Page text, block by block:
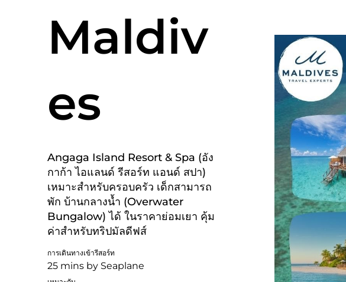
Angaga Island Resort & Spa (อัง
กาก้า ไอแลนด์ รีสอร์ท แอนด์ สปา)
เหมาะสำหรับครอบครัว เด็กสามารถ
พัก บ้านกลางน้ำ (Overwater
Bungalow) ได้ ในราคาย่อมเยา คุ้ม
ค่าสำหรับทริปมัลดีฟส์
Maldiv
es
25 mins by Seaplane
การเดินทางเข้ารีสอร์ท